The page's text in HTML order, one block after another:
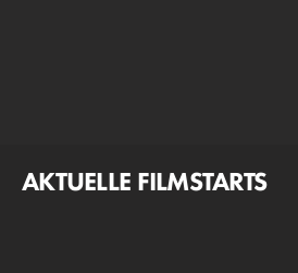
AKTUELLE FILMSTARTS